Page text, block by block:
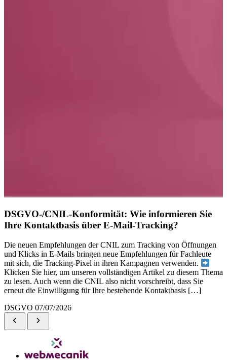
DSGVO-/CNIL-Konformität: Wie informieren Sie
Ihre Kontaktbasis über E-Mail-Tracking?
Die neuen Empfehlungen der CNIL zum Tracking von Öffnungen
und Klicks in E-Mails bringen neue Empfehlungen für Fachleute
mit sich, die Tracking-Pixel in ihren Kampagnen verwenden.
Klicken Sie hier, um unseren vollständigen Artikel zu diesem Thema
zu lesen. Auch wenn die CNIL also nicht vorschreibt, dass Sie
erneut die Einwilligung für Ihre bestehende Kontaktbasis […]
DSGVO 07/07/2026